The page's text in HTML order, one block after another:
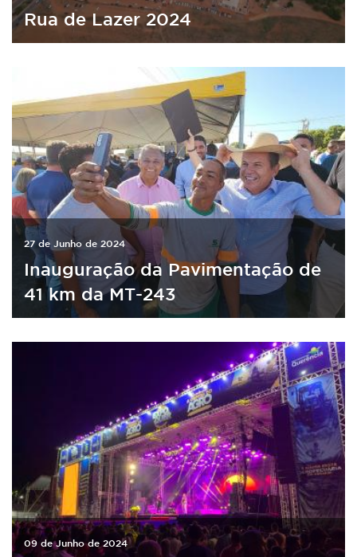
Rua de Lazer 2024
27 de Junho de 2024
Inauguração da Pavimentação de
41 km da MT-243
09 de Junho de 2024